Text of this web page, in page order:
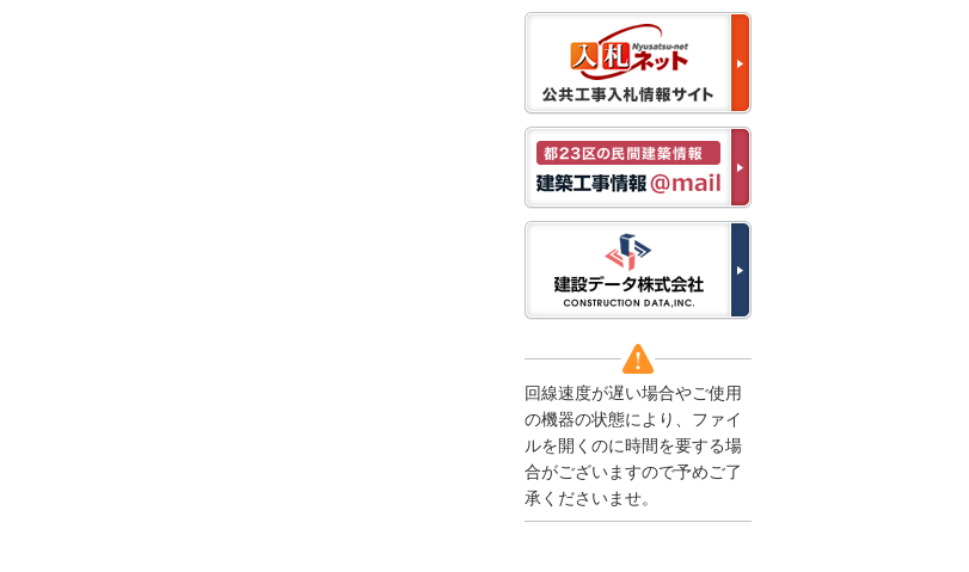
●年末年始に伴う情報更
新停止のお知らせ●
建設資料館をご利用いた
だき、誠に有難うござい
ます。
下記の期間につきまし
て、弊社休業のため情報
更新を停止させていただ
きます。
【期間】１２月２７日
(土)～１月４日(日)
上記の期間、情報の更新
がされませんので、ご了
承のほど、よろしくお願
なお、情報は１月５日
(月)より登録されます。
2025/08/04
●夏季休業に伴う情報更
新停止のお知らせ●
建設資料館をご利用いた
だき、誠に有難うござい
回線速度が遅い場合やご使用
の機器の状態により、ファイ
ルを開くのに時間を要する場
合がございますので予めご了
承くださいませ。